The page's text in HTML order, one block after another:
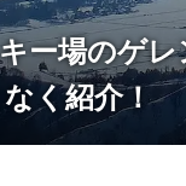
ー場のゲ
く紹介！